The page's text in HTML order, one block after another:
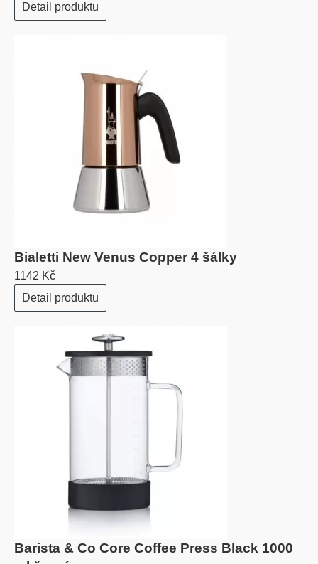
Detail produktu
Bialetti New Venus Copper 4 šálky
1142 Kč
Detail produktu
Barista & Co Core Coffee Press Black 1000